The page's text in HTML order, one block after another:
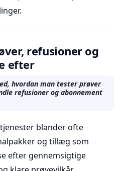
refusioner og
efter
hvordan man tester prøver
refusioner og abonnement
blander ofte
og tillæg som
efter gennemsigtige